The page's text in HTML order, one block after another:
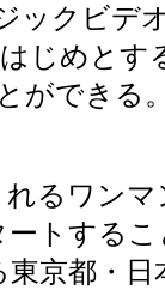
ックビデ
はじめとす
ができる
るワン
ートする
京都・日